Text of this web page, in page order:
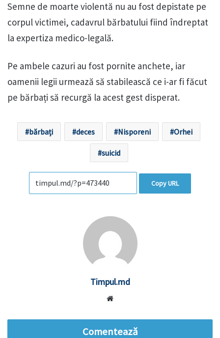
Semne de moarte violentă nu au fost depistate pe
corpul victimei, cadavrul bărbatului fiind îndreptat
la expertiza medico-legală.
Pe ambele cazuri au fost pornite anchete, iar
oamenii legii urmează să stabilească ce i-ar fi făcut
pe bărbați să recurgă la acest gest disperat.
bărbați deces Nisporeni Orhei
suicid
Copy URL
Timpul.md
Comentează